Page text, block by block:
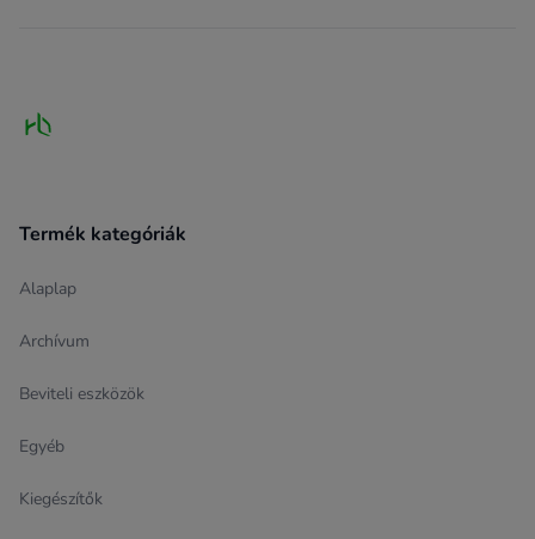
Termék kategóriák
Alaplap
Archívum
Beviteli eszközök
Egyéb
Kiegészítők